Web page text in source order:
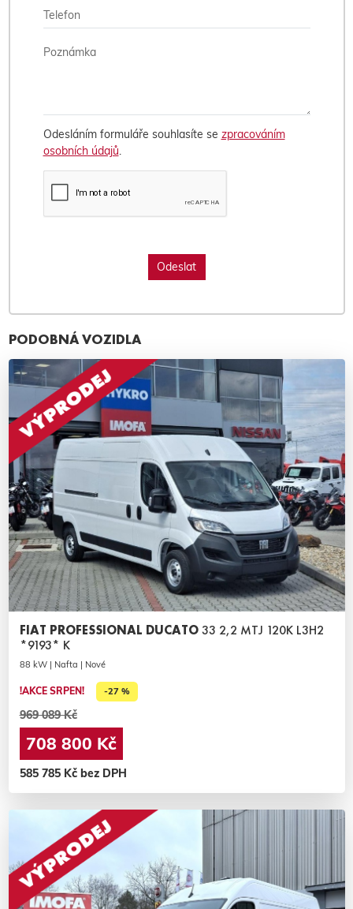
Odesláním formuláře souhlasíte se zpracováním
osobních údajů.
PODOBNÁ VOZIDLA
FIAT PROFESSIONAL DUCATO33 2,2 MTJ 120K L3H2
*9193* K
88 kW | Nafta | Nové
!AKCE SRPEN! -27 %
969 089 Kč
708 800 Kč
585 785 Kč bez DPH